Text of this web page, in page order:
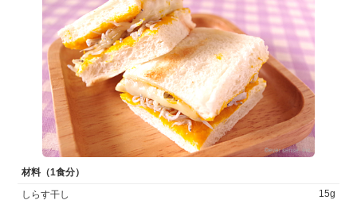
材料（1食分）
しらす干し
15g